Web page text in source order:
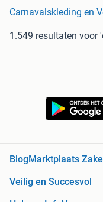
Carnavalskleding en
1.549 resultaten voor
BlogMarktplaats
Veilig en Succesvol